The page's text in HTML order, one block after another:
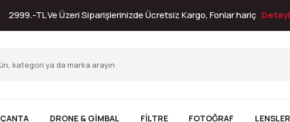
2999.-TL Ve Üzeri Siparişlerinizde Ücretsiz Kargo, Fonlar hariç
ÇANTA DRONE & GİMBAL FİLTRE FOTOĞRAF LENSLER